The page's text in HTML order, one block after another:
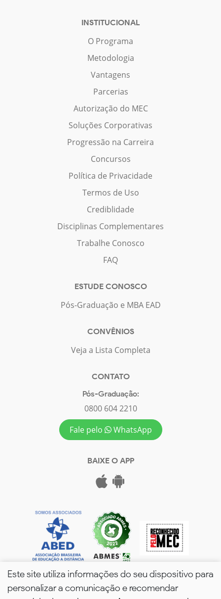
INSTITUCIONAL
O Programa
Metodologia
Vantagens
Parcerias
Autorização do MEC
Soluções Corporativas
Progressão na Carreira
Concursos
Política de Privacidade
Termos de Uso
Crediblidade
Disciplinas Complementares
Trabalhe Conosco
FAQ
ESTUDE CONOSCO
Pós-Graduação e MBA EAD
CONVÊNIOS
Veja a Lista Completa
CONTATO
Pós-Graduação:
0800 604 2210
Fale pelo
WhatsApp
BAIXE O APP
Este site utiliza informações do seu dispositivo para
personalizar a comunicação e recomendar